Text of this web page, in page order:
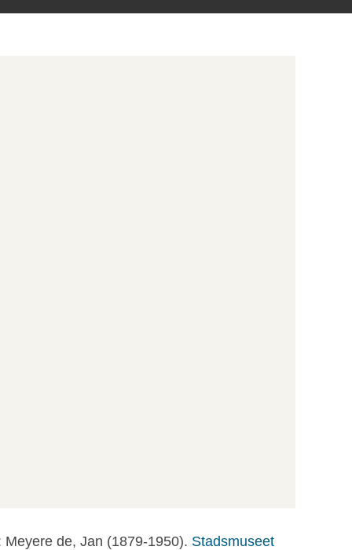
Meyere de, Jan (1879-1950). Stadsmuseet